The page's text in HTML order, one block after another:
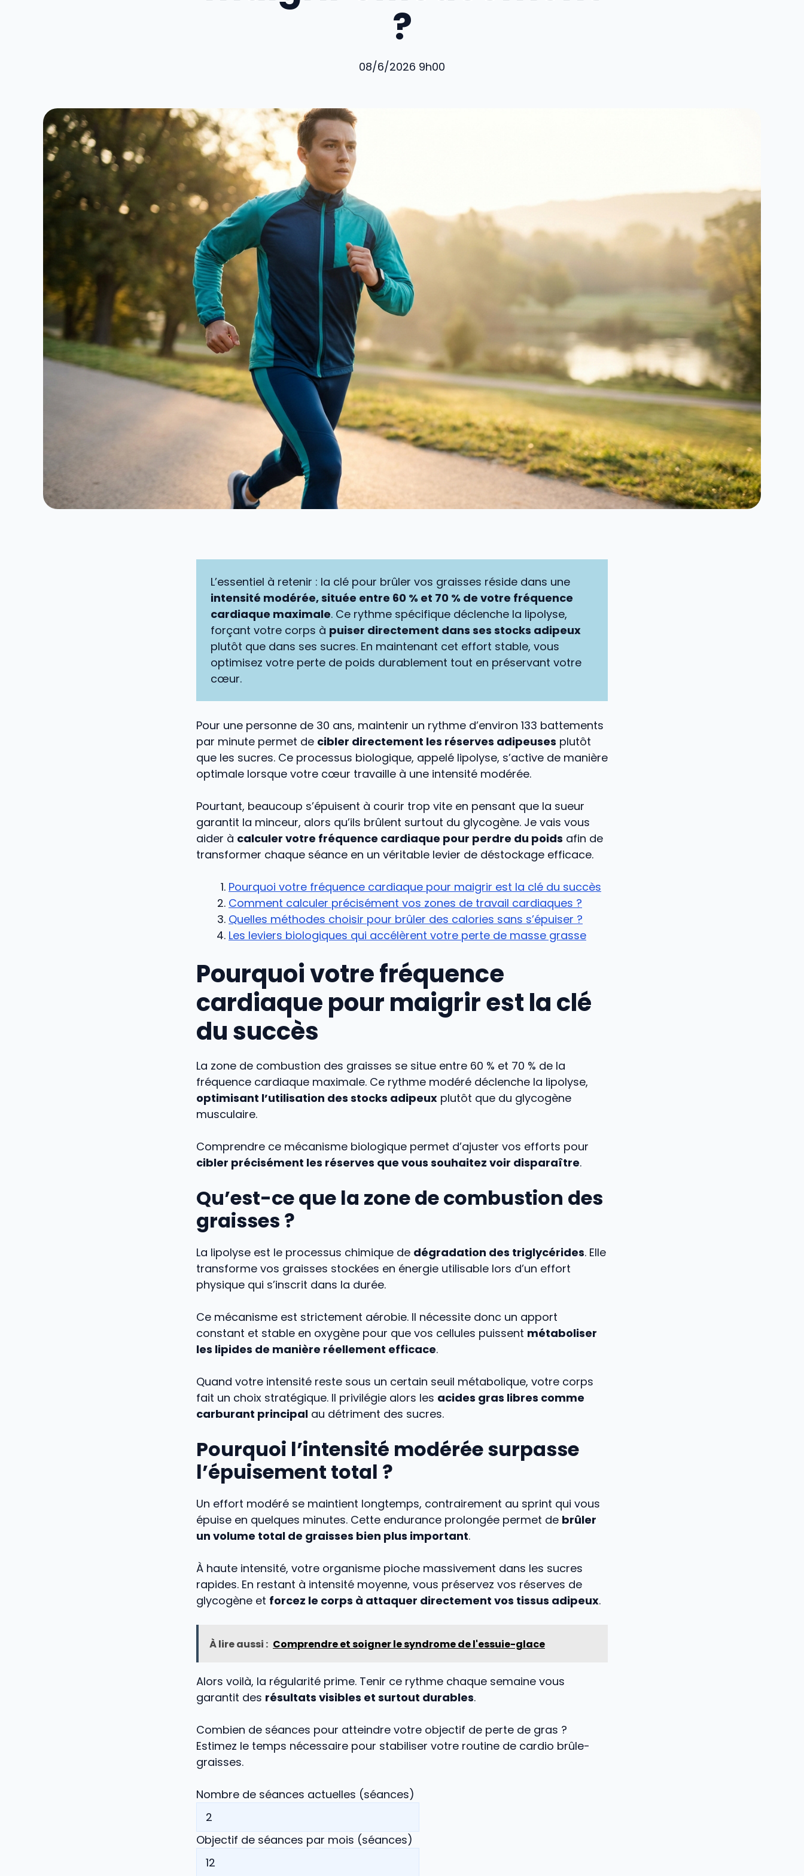
?
08/6/2026 9h00
L’essentiel à retenir : la clé pour brûler vos graisses réside dans une
intensité modérée, située entre 60 % et 70 % de votre fréquence
cardiaque maximale. Ce rythme spécifique déclenche la lipolyse,
forçant votre corps à puiser directement dans ses stocks adipeux
plutôt que dans ses sucres. En maintenant cet effort stable, vous
optimisez votre perte de poids durablement tout en préservant votre
cœur.
Pour une personne de 30 ans, maintenir un rythme d’environ 133 battements
par minute permet de cibler directement les réserves adipeuses plutôt
que les sucres. Ce processus biologique, appelé lipolyse, s’active de manière
optimale lorsque votre cœur travaille à une intensité modérée.
Pourtant, beaucoup s’épuisent à courir trop vite en pensant que la sueur
garantit la minceur, alors qu’ils brûlent surtout du glycogène. Je vais vous
aider à calculer votre fréquence cardiaque pour perdre du poids afin de
transformer chaque séance en un véritable levier de déstockage efficace.
Pourquoi votre fréquence cardiaque pour maigrir est la clé du succès
Comment calculer précisément vos zones de travail cardiaques ?
Quelles méthodes choisir pour brûler des calories sans s’épuiser ?
Les leviers biologiques qui accélèrent votre perte de masse grasse
Pourquoi votre fréquence
cardiaque pour maigrir est la clé
du succès
La zone de combustion des graisses se situe entre 60 % et 70 % de la
fréquence cardiaque maximale. Ce rythme modéré déclenche la lipolyse,
optimisant l’utilisation des stocks adipeux plutôt que du glycogène
musculaire.
Comprendre ce mécanisme biologique permet d’ajuster vos efforts pour
cibler précisément les réserves que vous souhaitez voir disparaître.
Qu’est-ce que la zone de combustion des
graisses ?
La lipolyse est le processus chimique de dégradation des triglycérides. Elle
transforme vos graisses stockées en énergie utilisable lors d’un effort
physique qui s’inscrit dans la durée.
Ce mécanisme est strictement aérobie. Il nécessite donc un apport
constant et stable en oxygène pour que vos cellules puissent métaboliser
les lipides de manière réellement efficace.
Quand votre intensité reste sous un certain seuil métabolique, votre corps
fait un choix stratégique. Il privilégie alors les acides gras libres comme
carburant principal au détriment des sucres.
Pourquoi l’intensité modérée surpasse
l’épuisement total ?
Un effort modéré se maintient longtemps, contrairement au sprint qui vous
épuise en quelques minutes. Cette endurance prolongée permet de brûler
un volume total de graisses bien plus important.
À haute intensité, votre organisme pioche massivement dans les sucres
rapides. En restant à intensité moyenne, vous préservez vos réserves de
glycogène et forcez le corps à attaquer directement vos tissus adipeux.
À lire aussi : Comprendre et soigner le syndrome de l'essuie-glace
Alors voilà, la régularité prime. Tenir ce rythme chaque semaine vous
garantit des résultats visibles et surtout durables.
Combien de séances pour atteindre votre objectif de perte de gras ?
Estimez le temps nécessaire pour stabiliser votre routine de cardio brûle-
graisses.
Nombre de séances actuelles (séances)
Objectif de séances par mois (séances)